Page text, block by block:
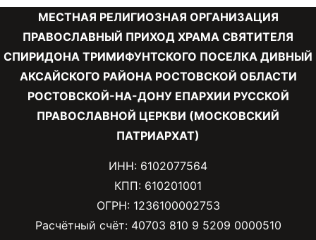
МЕСТНАЯ РЕЛИГИОЗНАЯ ОРГАНИЗАЦИЯ
ПРАВОСЛАВНЫЙ ПРИХОД ХРАМА СВЯТИТЕЛЯ
СПИРИДОНА ТРИМИФУНТСКОГО ПОСЕЛКА ДИВНЫЙ
АКСАЙСКОГО РАЙОНА РОСТОВСКОЙ ОБЛАСТИ
РОСТОВСКОЙ-НА-ДОНУ ЕПАРХИИ РУССКОЙ
ПРАВОСЛАВНОЙ ЦЕРКВИ (МОСКОВСКИЙ
ПАТРИАРХАТ)
ИНН: 6102077564
КПП: 610201001
ОГРН: 1236100002753
Расчётный счёт: 40703 810 9 5209 0000510